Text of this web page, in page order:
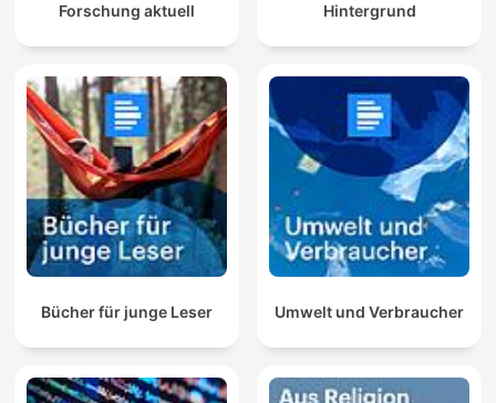
Forschung aktuell Hintergrund
Bücher für junge Leser Umwelt und Verbraucher